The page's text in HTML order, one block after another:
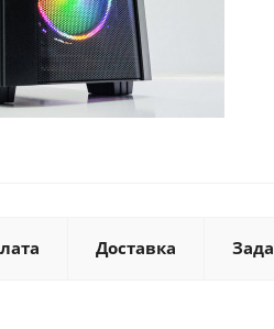
Доставка